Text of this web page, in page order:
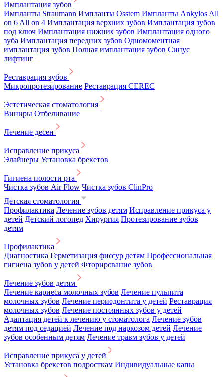
Имплантация зубов
Импланты Straumann Импланты Osstem Импланты Ankylos All
on 6 All on 4 Имплантация верхних зубов Имплантация зубов
под ключ Имплантация нижних зубов Имплантация одного
зуба Имплантация передних зубов Одномоментная
имплантация зубов Полная имплантация зубов Синус
лифтинг
Реставрация зубов
Микропротезирование Реставрация CEREC
Эстетическая стоматология
Виниры Отбеливание
Лечение десен
Исправление прикуса
Элайнеры Установка брекетов
Гигиена полости рта
Чистка зубов Air Flow Чистка зубов ClinPro
Детская стоматология
Профилактика Лечение зубов детям Исправление прикуса у
детей Детский логопед Хирургия Протезирование зубов
детям
Профилактика
Диагностика Герметизация фиссур детям Профессиональная
гигиена зубов у детей Фторирование зубов
Лечение зубов детям
Лечение кариеса молочных зубов Лечение пульпита
молочных зубов Лечение периодонтита у детей Реставрация
молочных зубов Лечение постоянных зубов у детей
Адаптация детей к лечению у стоматолога Лечение зубов
детям под седацией Лечение под наркозом детей Лечение
зубов особенным детям Лечение травм зубов у детей
Исправление прикуса у детей
Установка брекетов подросткам Индивидуальные капы